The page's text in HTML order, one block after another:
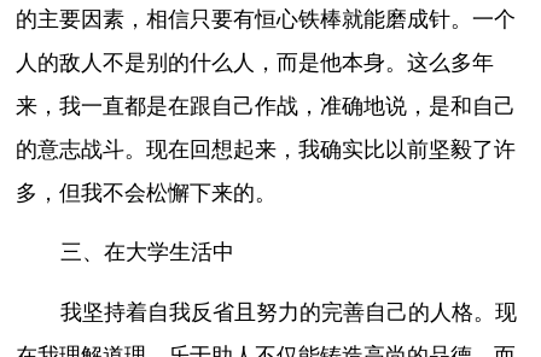
的主要因素，相信只要有恒心铁棒就能磨成针。一个
人的敌人不是别的什么人，而是他本身。这么多年
来，我一直都是在跟自己作战，准确地说，是和自己
的意志战斗。现在回想起来，我确实比以前坚毅了许
多，但我不会松懈下来的。
三、在大学生活中
我坚持着自我反省且努力的完善自己的人格。现